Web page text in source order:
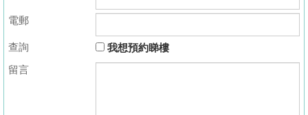
電郵
查詢
我想預約睇樓
留言